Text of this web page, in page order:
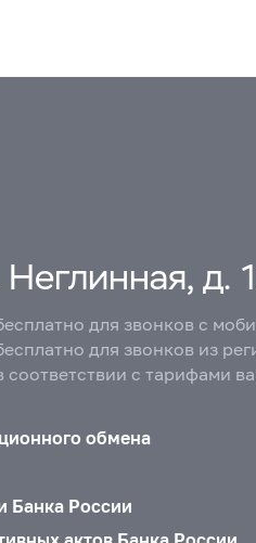
д.
для звонков с
для звонков из
соответствии с тарифами
обмена
Банка России
актов Банка России